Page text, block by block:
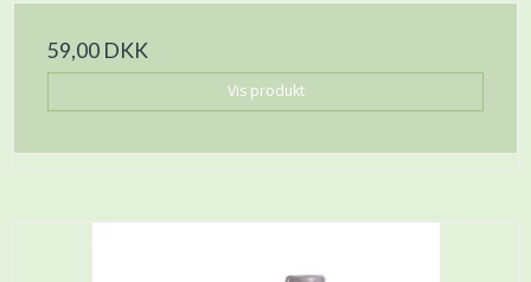
59,00 DKK
Vis produkt